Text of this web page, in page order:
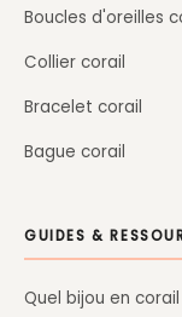
Boucles d'oreilles
Collier corail
Bracelet corail
Bague corail
GUIDES &
Quel bijou en